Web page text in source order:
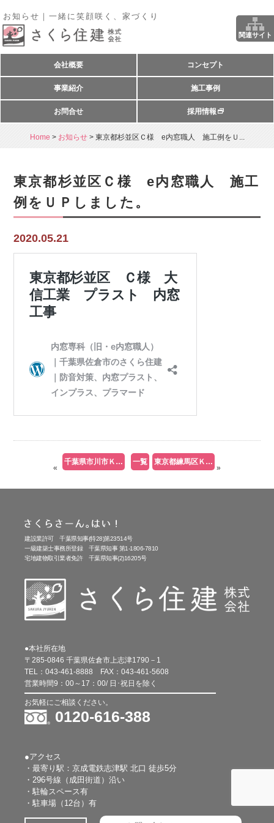
お知らせ｜一緒に笑顔咲く、家づくり
関連サイト
会社概要 コンセプト
事業紹介 施工事例
お問合せ 採用情報
Home > お知らせ> 東京都杉並区Ｃ様 e内窓職人 施工例をＵ...
東京都杉並区Ｃ様 e内窓職人 施工
例をＵＰしました。
2020.05.21
«
千葉県市川市Ｋ様 e内窓職人 施工例ＵＰしました。 一覧 東京都練馬区Ｋ様 サッシ交換 カバー工法施工例をＵＰしました。
»
建設業許可 千葉県知事(特28)第23514号
一級建築士事務所登録 千葉県知事 第1-1806-7810
宅地建物取引業者免許 千葉県知事(2)16205号
●本社所在地
〒285-0846 千葉県佐倉市上志津1790－1
TEL： 043-461-8888 FAX： 043-461-5608
営業時間9：00～17：00/ 日･祝日を除く
お気軽にご相談ください。
0120-616-388
●アクセス
・最寄り駅：京成電鉄志津駅 北口 徒歩5分
・296号線（成田街道）沿い
・駐輪スペース有
・駐車場（12台）有